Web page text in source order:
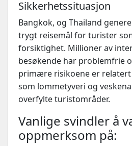
Sikkerhetssituasjon
Bangkok, og Thailand
trygt reisemål for turister
forsiktighet. Millioner av
besøkende har problemfrie
primære risikoene er
som lommetyveri og
overfylte turistområder.
Vanlige svindler å
oppmerksom på: